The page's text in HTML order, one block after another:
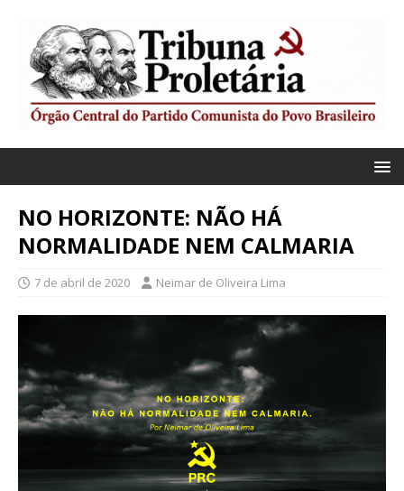
NO HORIZONTE: NÃO HÁ
NORMALIDADE NEM CALMARIA
7 de abril de 2020 Neimar de Oliveira Lima